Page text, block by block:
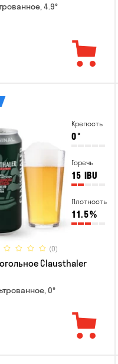
4.9°
Крепость
0°
Горечь
15 IBU
Плотность
11.5%
(0)
Clausthaler
0°